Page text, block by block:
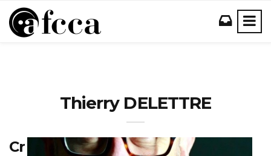
Thierry DELETTRE
Cr